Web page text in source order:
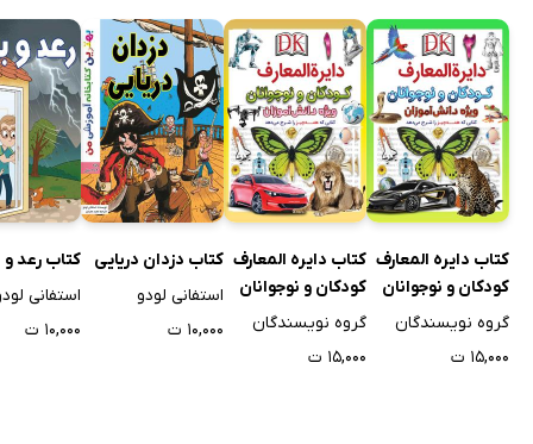
کتاب دایره المعارف
کودکان و نوجوانان
ویژه دانش آموزان:
گروه نویسندگان
۱۵,۰۰۰ ت
کتاب دایره المعارف
کودکان و نوجوانان
ویژه دانش آموزان:
گروه نویسندگان
۱۵,۰۰۰ ت
کتاب دزدان دریایی
استفانی لودو
۱۰,۰۰۰ ت
کتاب رعد و
استفانی
۱۰,۰۰۰ ت